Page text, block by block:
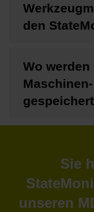
den
Wo
Sie
unseren